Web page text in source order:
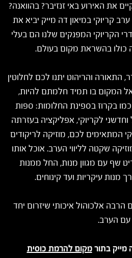
את האירוע באי זנזיבר? בהוואנה?
קריוקי במיאון דה מייק יביא את
הקריוקי המפנקים שלנו הם בעלי
כולו בהשראת מקום בעולם.
התאורה והריהוט יתנו לכם לחלוטין
המקום בו תמיד חלמתם להיות,
בקרוז בספינת החלומות: ספות
וחדשני לקריוקי, אפליקציה בעזרתה
המתאימים לכם, מוזיקה לריקודים
שקטה לליווי הערב. אוכל אותו
שף עם מגוון מנות, החל ממנות
מנות עיקריות ועד קינוחים.
הרבה אלכוהול איכותי שיזרום יחד
עם הערב.
מייק בתורמקום להרמת כוסית